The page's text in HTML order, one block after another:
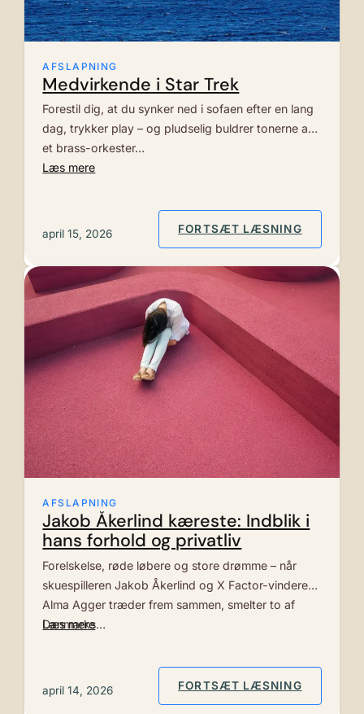
AFSLAPNING
Medvirkende i Star Trek
Forestil dig, at du synker ned i sofaen efter en lang
dag, trykker play – og pludselig buldrer tonerne af
et brass-orkester…
Læs mere
april 15, 2026 FORTSÆT LÆSNING:
AFSLAPNING
Jakob Åkerlind kæreste: Indblik i
hans forhold og privatliv
Forelskelse, røde løbere og store drømme – når
skuespilleren Jakob Åkerlind og X Factor-vinderen
Alma Agger træder frem sammen, smelter to af
Danmarks…
Læs mere
april 14, 2026 FORTSÆT LÆSNING: JAKOB